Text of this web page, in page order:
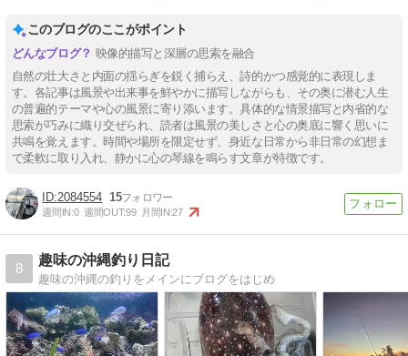
このブログのここがポイント
映像的描写と深層の思索を融合
自然の壮大さと内面の揺らぎを鋭く捕らえ、詩的かつ感覚的に表現しま
す。各記事は風景や出来事を鮮やかに描写しながらも、その奥に潜む人生
の普遍的テーマや心の風景に寄り添います。具体的な情景描写と内省的な
思索が巧みに織り交ぜられ、読者は風景の美しさと心の奥底に響く思いに
共鳴を覚えます。時間や場所を限定せず、身近な日常から非日常の幻想ま
で柔軟に取り入れ、静かに心の琴線を鳴らす文章が特徴です。
2084554 15
週間IN:0 週間OUT:99 月間IN:27
8
趣味の沖縄釣り日記
趣味の沖縄の釣りをメインにブログをはじめ